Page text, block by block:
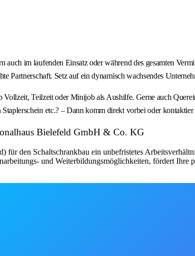
im laufenden Einsatz oder während des gesamten
Partnerschaft. Setz auf ein dynamisch wachsendes
Teilzeit oder Minijob als Aushilfe. Gerne auch
etc.? – Dann komm direkt vorbei oder
Bielefeld GmbH & Co. KG
den Schaltschrankbau ein unbefristetes
und Weiterbildungsmöglichkeiten, fördert